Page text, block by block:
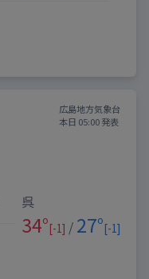
広島地方気象台
本日 05:00 発表
呉
34°[-1] / 27°[-1]